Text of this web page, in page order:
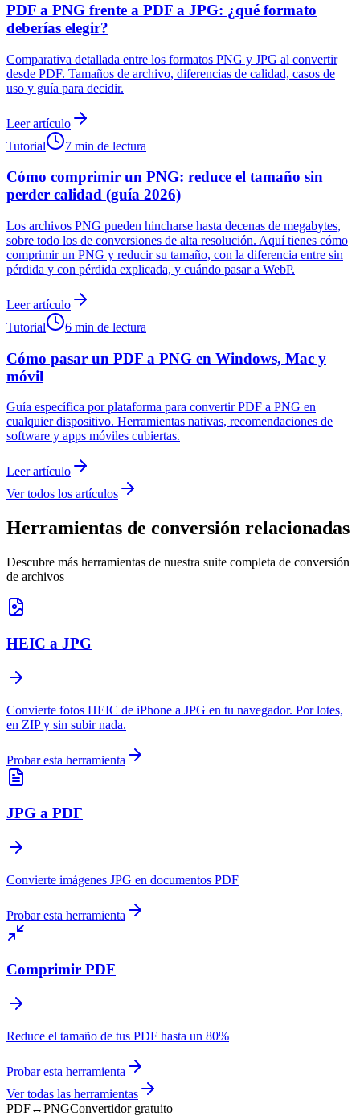
PDF a PNG frente a PDF a JPG: ¿qué formato
deberías elegir?
Comparativa detallada entre los formatos PNG y JPG al convertir
desde PDF. Tamaños de archivo, diferencias de calidad, casos de
uso y guía para decidir.
Leer artículo
Tutorial
7 min de lectura
Cómo comprimir un PNG: reduce el tamaño sin
perder calidad (guía 2026)
Los archivos PNG pueden hincharse hasta decenas de megabytes,
sobre todo los de conversiones de alta resolución. Aquí tienes cómo
comprimir un PNG y reducir su tamaño, con la diferencia entre sin
pérdida y con pérdida explicada, y cuándo pasar a WebP.
Leer artículo
Tutorial
6 min de lectura
Cómo pasar un PDF a PNG en Windows, Mac y
móvil
Guía específica por plataforma para convertir PDF a PNG en
cualquier dispositivo. Herramientas nativas, recomendaciones de
software y apps móviles cubiertas.
Leer artículo
Ver todos los artículos
Herramientas de conversión relacionadas
Descubre más herramientas de nuestra suite completa de conversión
de archivos
HEIC a JPG
Convierte fotos HEIC de iPhone a JPG en tu navegador. Por lotes,
en ZIP y sin subir nada.
Probar esta herramienta
JPG a PDF
Convierte imágenes JPG en documentos PDF
Probar esta herramienta
Comprimir PDF
Reduce el tamaño de tus PDF hasta un 80%
Probar esta herramienta
Ver todas las herramientas
PDF↔PNGConvertidor gratuito